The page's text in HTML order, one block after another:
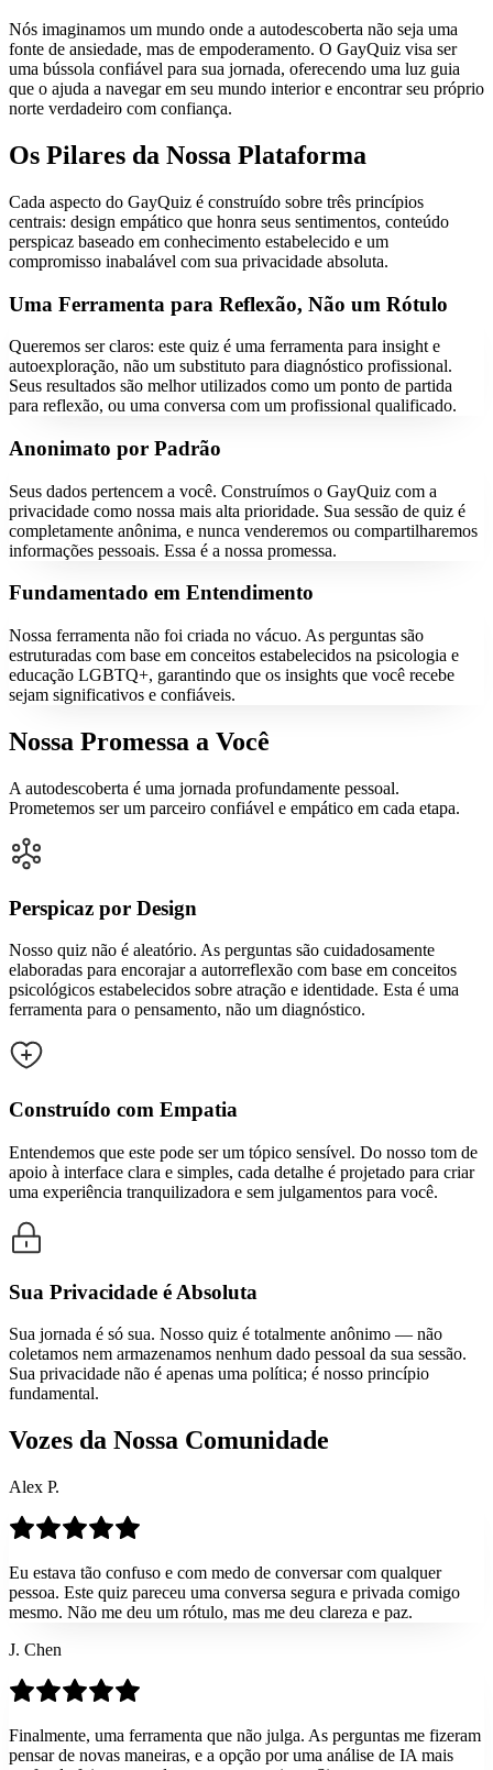
Nós imaginamos um mundo onde a autodescoberta não seja uma
fonte de ansiedade, mas de empoderamento. O GayQuiz visa ser
uma bússola confiável para sua jornada, oferecendo uma luz guia
que o ajuda a navegar em seu mundo interior e encontrar seu próprio
norte verdadeiro com confiança.
Os Pilares da Nossa Plataforma
Cada aspecto do GayQuiz é construído sobre três princípios
centrais: design empático que honra seus sentimentos, conteúdo
perspicaz baseado em conhecimento estabelecido e um
compromisso inabalável com sua privacidade absoluta.
Uma Ferramenta para Reflexão, Não um Rótulo
Queremos ser claros: este quiz é uma ferramenta para insight e
autoexploração, não um substituto para diagnóstico profissional.
Seus resultados são melhor utilizados como um ponto de partida
para reflexão, ou uma conversa com um profissional qualificado.
Anonimato por Padrão
Seus dados pertencem a você. Construímos o GayQuiz com a
privacidade como nossa mais alta prioridade. Sua sessão de quiz é
completamente anônima, e nunca venderemos ou compartilharemos
informações pessoais. Essa é a nossa promessa.
Fundamentado em Entendimento
Nossa ferramenta não foi criada no vácuo. As perguntas são
estruturadas com base em conceitos estabelecidos na psicologia e
educação LGBTQ+, garantindo que os insights que você recebe
sejam significativos e confiáveis.
Nossa Promessa a Você
A autodescoberta é uma jornada profundamente pessoal.
Prometemos ser um parceiro confiável e empático em cada etapa.
Perspicaz por Design
Nosso quiz não é aleatório. As perguntas são cuidadosamente
elaboradas para encorajar a autorreflexão com base em conceitos
psicológicos estabelecidos sobre atração e identidade. Esta é uma
ferramenta para o pensamento, não um diagnóstico.
Construído com Empatia
Entendemos que este pode ser um tópico sensível. Do nosso tom de
apoio à interface clara e simples, cada detalhe é projetado para criar
uma experiência tranquilizadora e sem julgamentos para você.
Sua Privacidade é Absoluta
Sua jornada é só sua. Nosso quiz é totalmente anônimo — não
coletamos nem armazenamos nenhum dado pessoal da sua sessão.
Sua privacidade não é apenas uma política; é nosso princípio
fundamental.
Vozes da Nossa Comunidade
Alex P.
Eu estava tão confuso e com medo de conversar com qualquer
pessoa. Este quiz pareceu uma conversa segura e privada comigo
mesmo. Não me deu um rótulo, mas me deu clareza e paz.
J. Chen
Finalmente, uma ferramenta que não julga. As perguntas me fizeram
pensar de novas maneiras, e a opção por uma análise de IA mais